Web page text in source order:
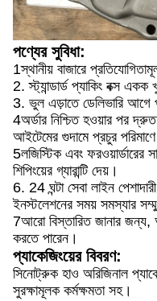
পণ্যের সুবিধা:
1স্থানীয় বাজারে
2. স্ট্যান্ডার্ড প্যাকিং বক্স একক
3. ভুল এড়াতে ডেলিভারি আগে
4অর্ডার নিশ্চিত হওয়ার পর
আইটেমের গুদামে প্রচুর
5লজিস্টিক এবং ফরওয়ার্ডারের
শিপিংয়ের গ্যারান্টি দেয়।
6. 24 ঘন্টা সেবা লাইন
ইনস্টলেশনের সময় সমস্যার
7আরো বিস্তারিত জানার
করতে পারেন।
প্যাকেজিংয়ের বিবরণ:
সিনোট্রুক হাও অরিজিনাল
সুরক্ষামূলক কর্মক্ষমতা সহ।